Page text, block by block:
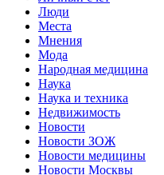
Люди
Места
Мнения
Мода
Народная медицина
Наука
Наука и техника
Недвижимость
Новости
Новости ЗОЖ
Новости медицины
Новости Москвы